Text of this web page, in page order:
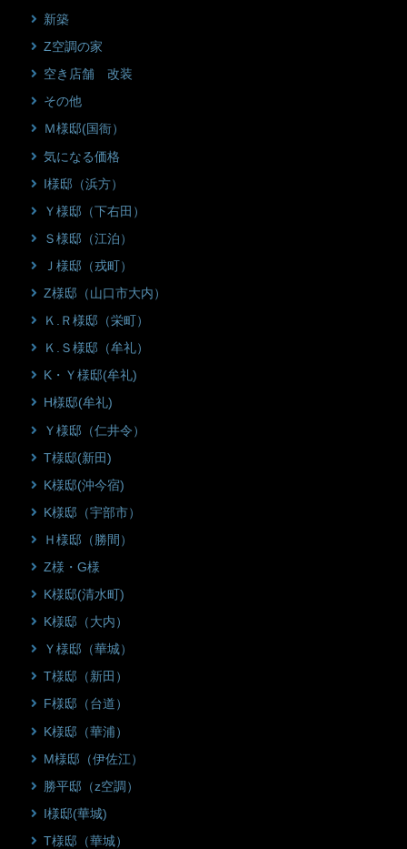
新築
Z空調の家
空き店舗 改装
その他
Ｍ様邸(国衙）
気になる価格
I様邸（浜方）
Ｙ様邸（下右田）
Ｓ様邸（江泊）
Ｊ様邸（戎町）
Z様邸（山口市大内）
Ｋ.Ｒ様邸（栄町）
Ｋ.Ｓ様邸（牟礼）
K・Ｙ様邸(牟礼)
H様邸(牟礼)
Ｙ様邸（仁井令）
T様邸(新田)
K様邸(沖今宿)
K様邸（宇部市）
Ｈ様邸（勝間）
Z様・G様
K様邸(清水町)
K様邸（大内）
Ｙ様邸（華城）
T様邸（新田）
F様邸（台道）
K様邸（華浦）
M様邸（伊佐江）
勝平邸（z空調）
I様邸(華城)
T様邸（華城）